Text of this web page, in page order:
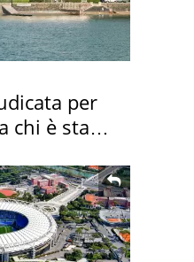
per
chi è stata